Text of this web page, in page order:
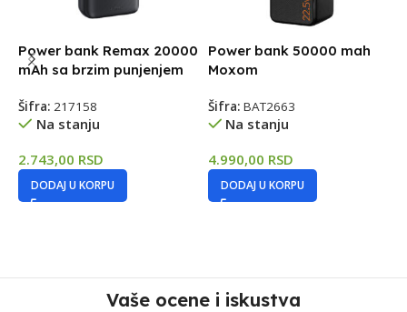
Power bank Remax 20000
mAh sa brzim punjenjem
Šifra: 217158
Na stanju
2.743,00 RSD
DODAJ U KORPU
Power bank 50000 mah
Moxom
Šifra: BAT2663
Na stanju
4.990,00 RSD
DODAJ U KORPU
Vaše ocene i iskustva